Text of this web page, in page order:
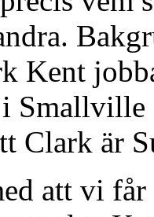
Kent
Clark är
att vi